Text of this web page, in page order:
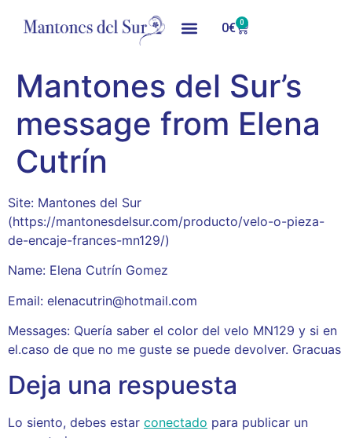
0€ 0
Mantones del Sur’s
message from Elena
Cutrín
Site: Mantones del Sur
(https://mantonesdelsur.com/producto/velo-o-pieza-
de-encaje-frances-mn129/)
Name: Elena Cutrín Gomez
Email: elenacutrin@hotmail.com
Messages: Quería saber el color del velo MN129 y si en
el.caso de que no me guste se puede devolver. Gracuas
Deja una respuesta
Lo siento, debes estar conectado para publicar un